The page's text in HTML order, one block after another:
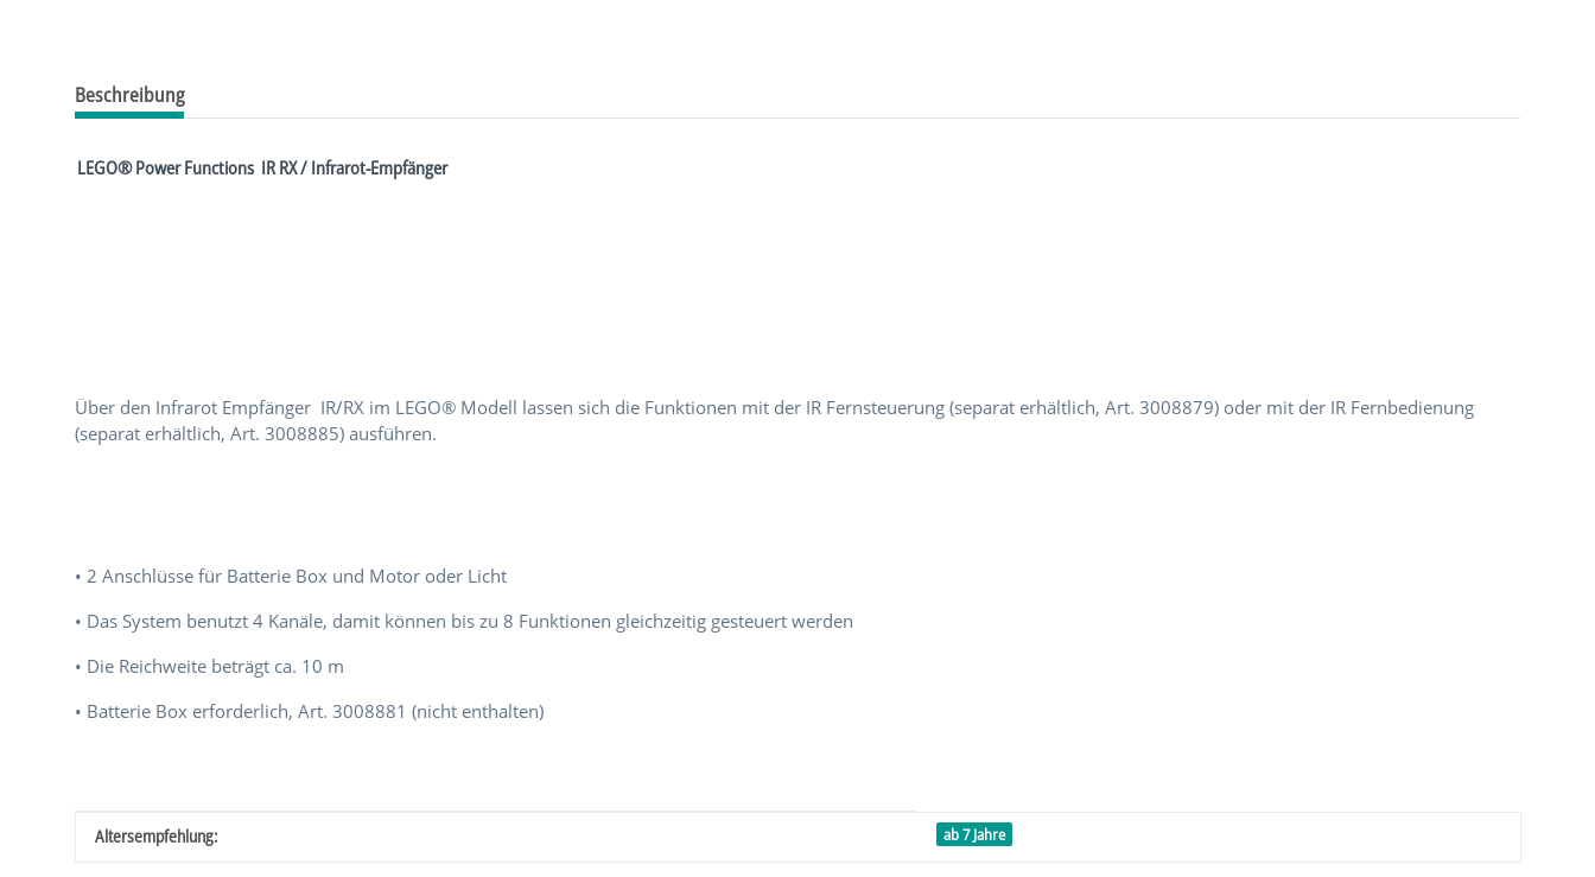
Beschreibung
LEGO® Power Functions IR RX / Infrarot-Empfänger
Über den Infrarot Empfänger IR/RX im LEGO® Modell lassen sich die Funktionen mit der IR Fernsteuerung (separat erhältlich, Art. 3008879) oder mit der IR Fernbedienung
(separat erhältlich, Art. 3008885) ausführen.
• 2 Anschlüsse für Batterie Box und Motor oder Licht
• Das System benutzt 4 Kanäle, damit können bis zu 8 Funktionen gleichzeitig gesteuert werden
• Die Reichweite beträgt ca. 10 m
• Batterie Box erforderlich, Art. 3008881 (nicht enthalten)
Produkteigenschaft
Wert
Altersempfehlung: ab 7 Jahre